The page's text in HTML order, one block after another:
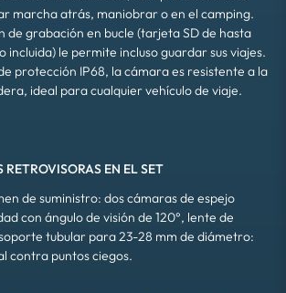
marcha atrás, maniobrar o en el camping.
de grabación en bucle (tarjeta SD de hasta
incluida) le permite incluso guardar sus viajes.
protección IP68, la cámara es resistente a la
ideal para cualquier vehículo de viaje.
EN EL SET
de suministro: dos cámaras de espejo
con ángulo de visión de 120°, lente de
tubular para 23-28 mm de diámetro:
contra puntos ciegos.